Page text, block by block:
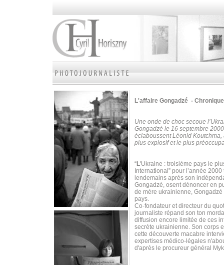
L'affaire Gongadzé -
Une onde de choc secoue
Gongadzé le 16 septembre
éclaboussent Léonid
plus explosif et le plus
“L'Ukraine : troisième pays le
International” pour l’année
lendemains après son
Gongadzé, osent dénoncer en
de mère ukrainienne, Gongadzé
pays.
Co-fondateur et directeur du
journaliste répand son ton
diffusion encore limitée de ces
secrète ukrainienne. Son corps
cette découverte macabre
expertises médico-légales
d'après le procureur général